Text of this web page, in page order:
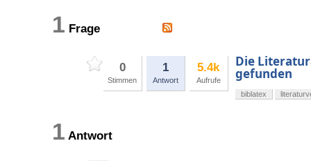
1 Frage
0
Stimmen
1
Antwort
5.4k
Aufrufe
Die
gefunden
biblatex
1 Antwort